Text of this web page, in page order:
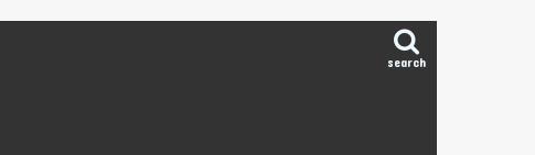
search